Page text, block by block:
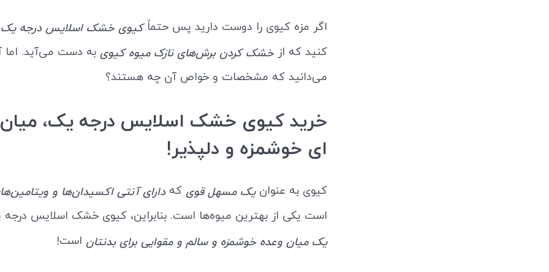
اگر مزه کیوی را دوست دارید پس حتماًکیوی خشک اسلایس درجه یک
کنید که از خشک کردن برش‌های نازک میوه کیوی به دست می‌آید. اما
می‌دانید که مشخصات و خواص آن چه هستند؟
خرید کیوی خشک اسلایس درجه یک،
ای خوشمزه و دلپذیر!
کیوی به عنوانیک مسهل قوی که دارای آنتی اکسیدان‌ها و
است یکی از بهترین میوه‌ها است. بنابراین، کیوی خشک اسلایس
یک میان وعده‌ خوشمزه و سالم و مقوایی برای بدنتان است!